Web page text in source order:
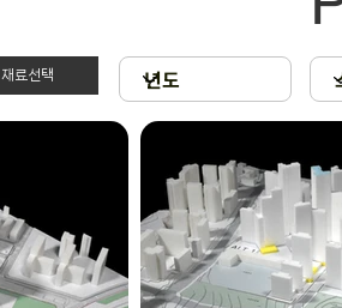
재료선택
아크릴 & 3D 프
린팅
확대모형